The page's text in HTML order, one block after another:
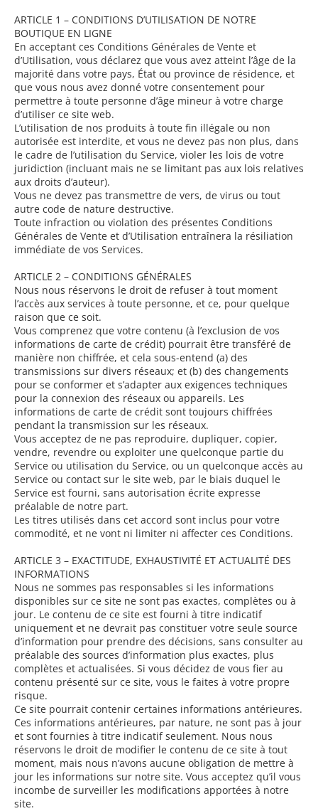
ARTICLE 1 – CONDITIONS D’UTILISATION DE NOTRE
BOUTIQUE EN LIGNE
En acceptant ces Conditions Générales de Vente et
d’Utilisation, vous déclarez que vous avez atteint l’âge de la
majorité dans votre pays, État ou province de résidence, et
que vous nous avez donné votre consentement pour
permettre à toute personne d’âge mineur à votre charge
d’utiliser ce site web.
L’utilisation de nos produits à toute fin illégale ou non
autorisée est interdite, et vous ne devez pas non plus, dans
le cadre de l’utilisation du Service, violer les lois de votre
juridiction (incluant mais ne se limitant pas aux lois relatives
aux droits d’auteur).
Vous ne devez pas transmettre de vers, de virus ou tout
autre code de nature destructive.
Toute infraction ou violation des présentes Conditions
Générales de Vente et d’Utilisation entraînera la résiliation
immédiate de vos Services.
ARTICLE 2 – CONDITIONS GÉNÉRALES
Nous nous réservons le droit de refuser à tout moment
l’accès aux services à toute personne, et ce, pour quelque
raison que ce soit.
Vous comprenez que votre contenu (à l’exclusion de vos
informations de carte de crédit) pourrait être transféré de
manière non chiffrée, et cela sous-entend (a) des
transmissions sur divers réseaux; et (b) des changements
pour se conformer et s’adapter aux exigences techniques
pour la connexion des réseaux ou appareils. Les
informations de carte de crédit sont toujours chiffrées
pendant la transmission sur les réseaux.
Vous acceptez de ne pas reproduire, dupliquer, copier,
vendre, revendre ou exploiter une quelconque partie du
Service ou utilisation du Service, ou un quelconque accès au
Service ou contact sur le site web, par le biais duquel le
Service est fourni, sans autorisation écrite expresse
préalable de notre part.
Les titres utilisés dans cet accord sont inclus pour votre
commodité, et ne vont ni limiter ni affecter ces Conditions.
ARTICLE 3 – EXACTITUDE, EXHAUSTIVITÉ ET ACTUALITÉ DES
INFORMATIONS
Nous ne sommes pas responsables si les informations
disponibles sur ce site ne sont pas exactes, complètes ou à
jour. Le contenu de ce site est fourni à titre indicatif
uniquement et ne devrait pas constituer votre seule source
d’information pour prendre des décisions, sans consulter au
préalable des sources d’information plus exactes, plus
complètes et actualisées. Si vous décidez de vous fier au
contenu présenté sur ce site, vous le faites à votre propre
risque.
Ce site pourrait contenir certaines informations antérieures.
Ces informations antérieures, par nature, ne sont pas à jour
et sont fournies à titre indicatif seulement. Nous nous
réservons le droit de modifier le contenu de ce site à tout
moment, mais nous n’avons aucune obligation de mettre à
jour les informations sur notre site. Vous acceptez qu’il vous
incombe de surveiller les modifications apportées à notre
site.